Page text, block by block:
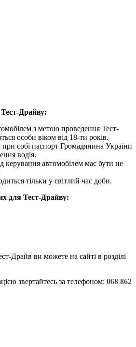
Драйву:
з метою проведення Тест-
особи віком від 18-ти років.
собі паспорт Громадянина України
водія.
керування автомобілем має бути не
тільки у світлий час доби.
для Тест-Драйву:
Драйв ви можете на сайті в розділі
звертайтесь за телефоном: 068 862